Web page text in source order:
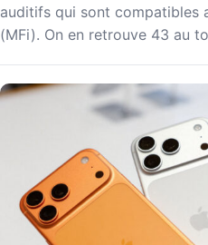
auditifs qui sont compatibles
(MFi). On en retrouve 43 au